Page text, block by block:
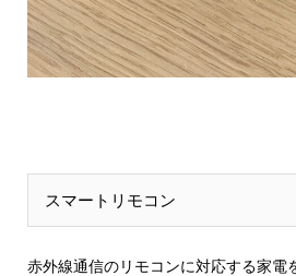
スマートリモコン
赤外線通信のリモコンに対応する家電